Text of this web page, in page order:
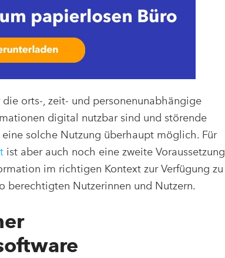
orts-, zeit- und personenunabhängige
digital nutzbar sind und störende
solche Nutzung überhaupt möglich. Für
ist aber auch noch eine zweite Voraussetzung
im richtigen Kontext zur Verfügung zu
berechtigten Nutzerinnen und Nutzern.